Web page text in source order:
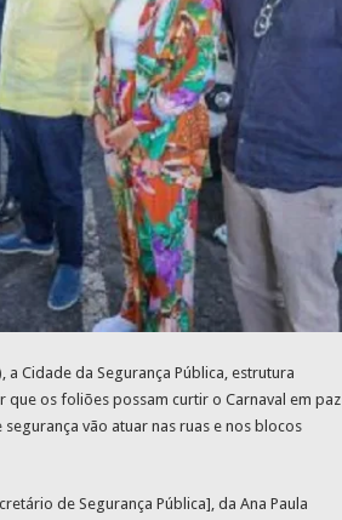
Cidade da Segurança Pública, estrutura
os foliões possam curtir o Carnaval em paz
vão atuar nas ruas e nos blocos
de Segurança Pública], da Ana Paula